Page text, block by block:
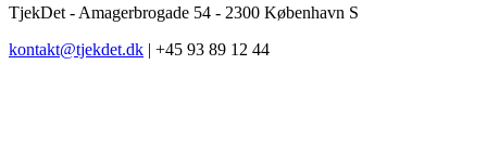
TjekDet - Amagerbrogade 54 - 2300 København S
kontakt@tjekdet.dk | +45 93 89 12 44